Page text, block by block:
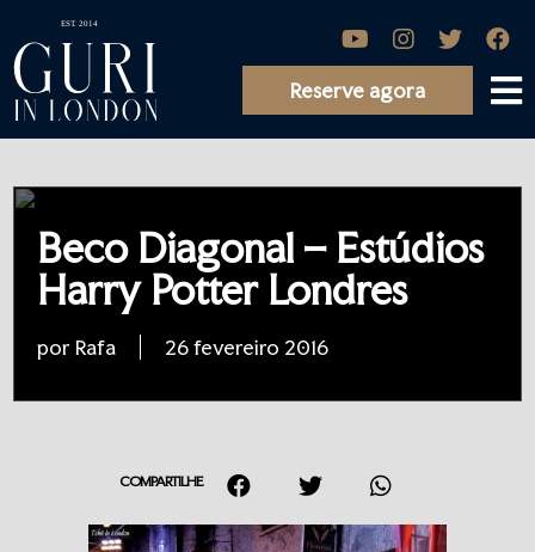
Reserve agora
Beco Diagonal – Estúdios
Harry Potter Londres
por Rafa 26 fevereiro 2016
COMPARTILHE